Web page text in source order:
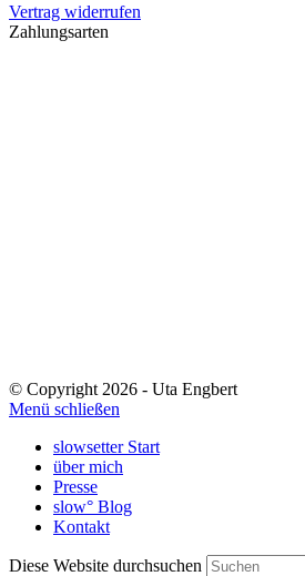
Vertrag widerrufen
Zahlungsarten
© Copyright 2026 - Uta Engbert
Menü schließen
slowsetter Start
über mich
Presse
slow° Blog
Kontakt
Diese Website durchsuchen